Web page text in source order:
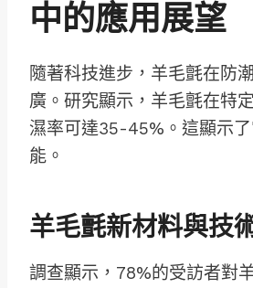
中的應用展望
隨著科技進步，羊毛氈在防
廣。研究顯示，羊毛氈在特
濕率可達35-45%。這顯示
能。
羊毛氈新材料與技
調查顯示，78%的受訪者對